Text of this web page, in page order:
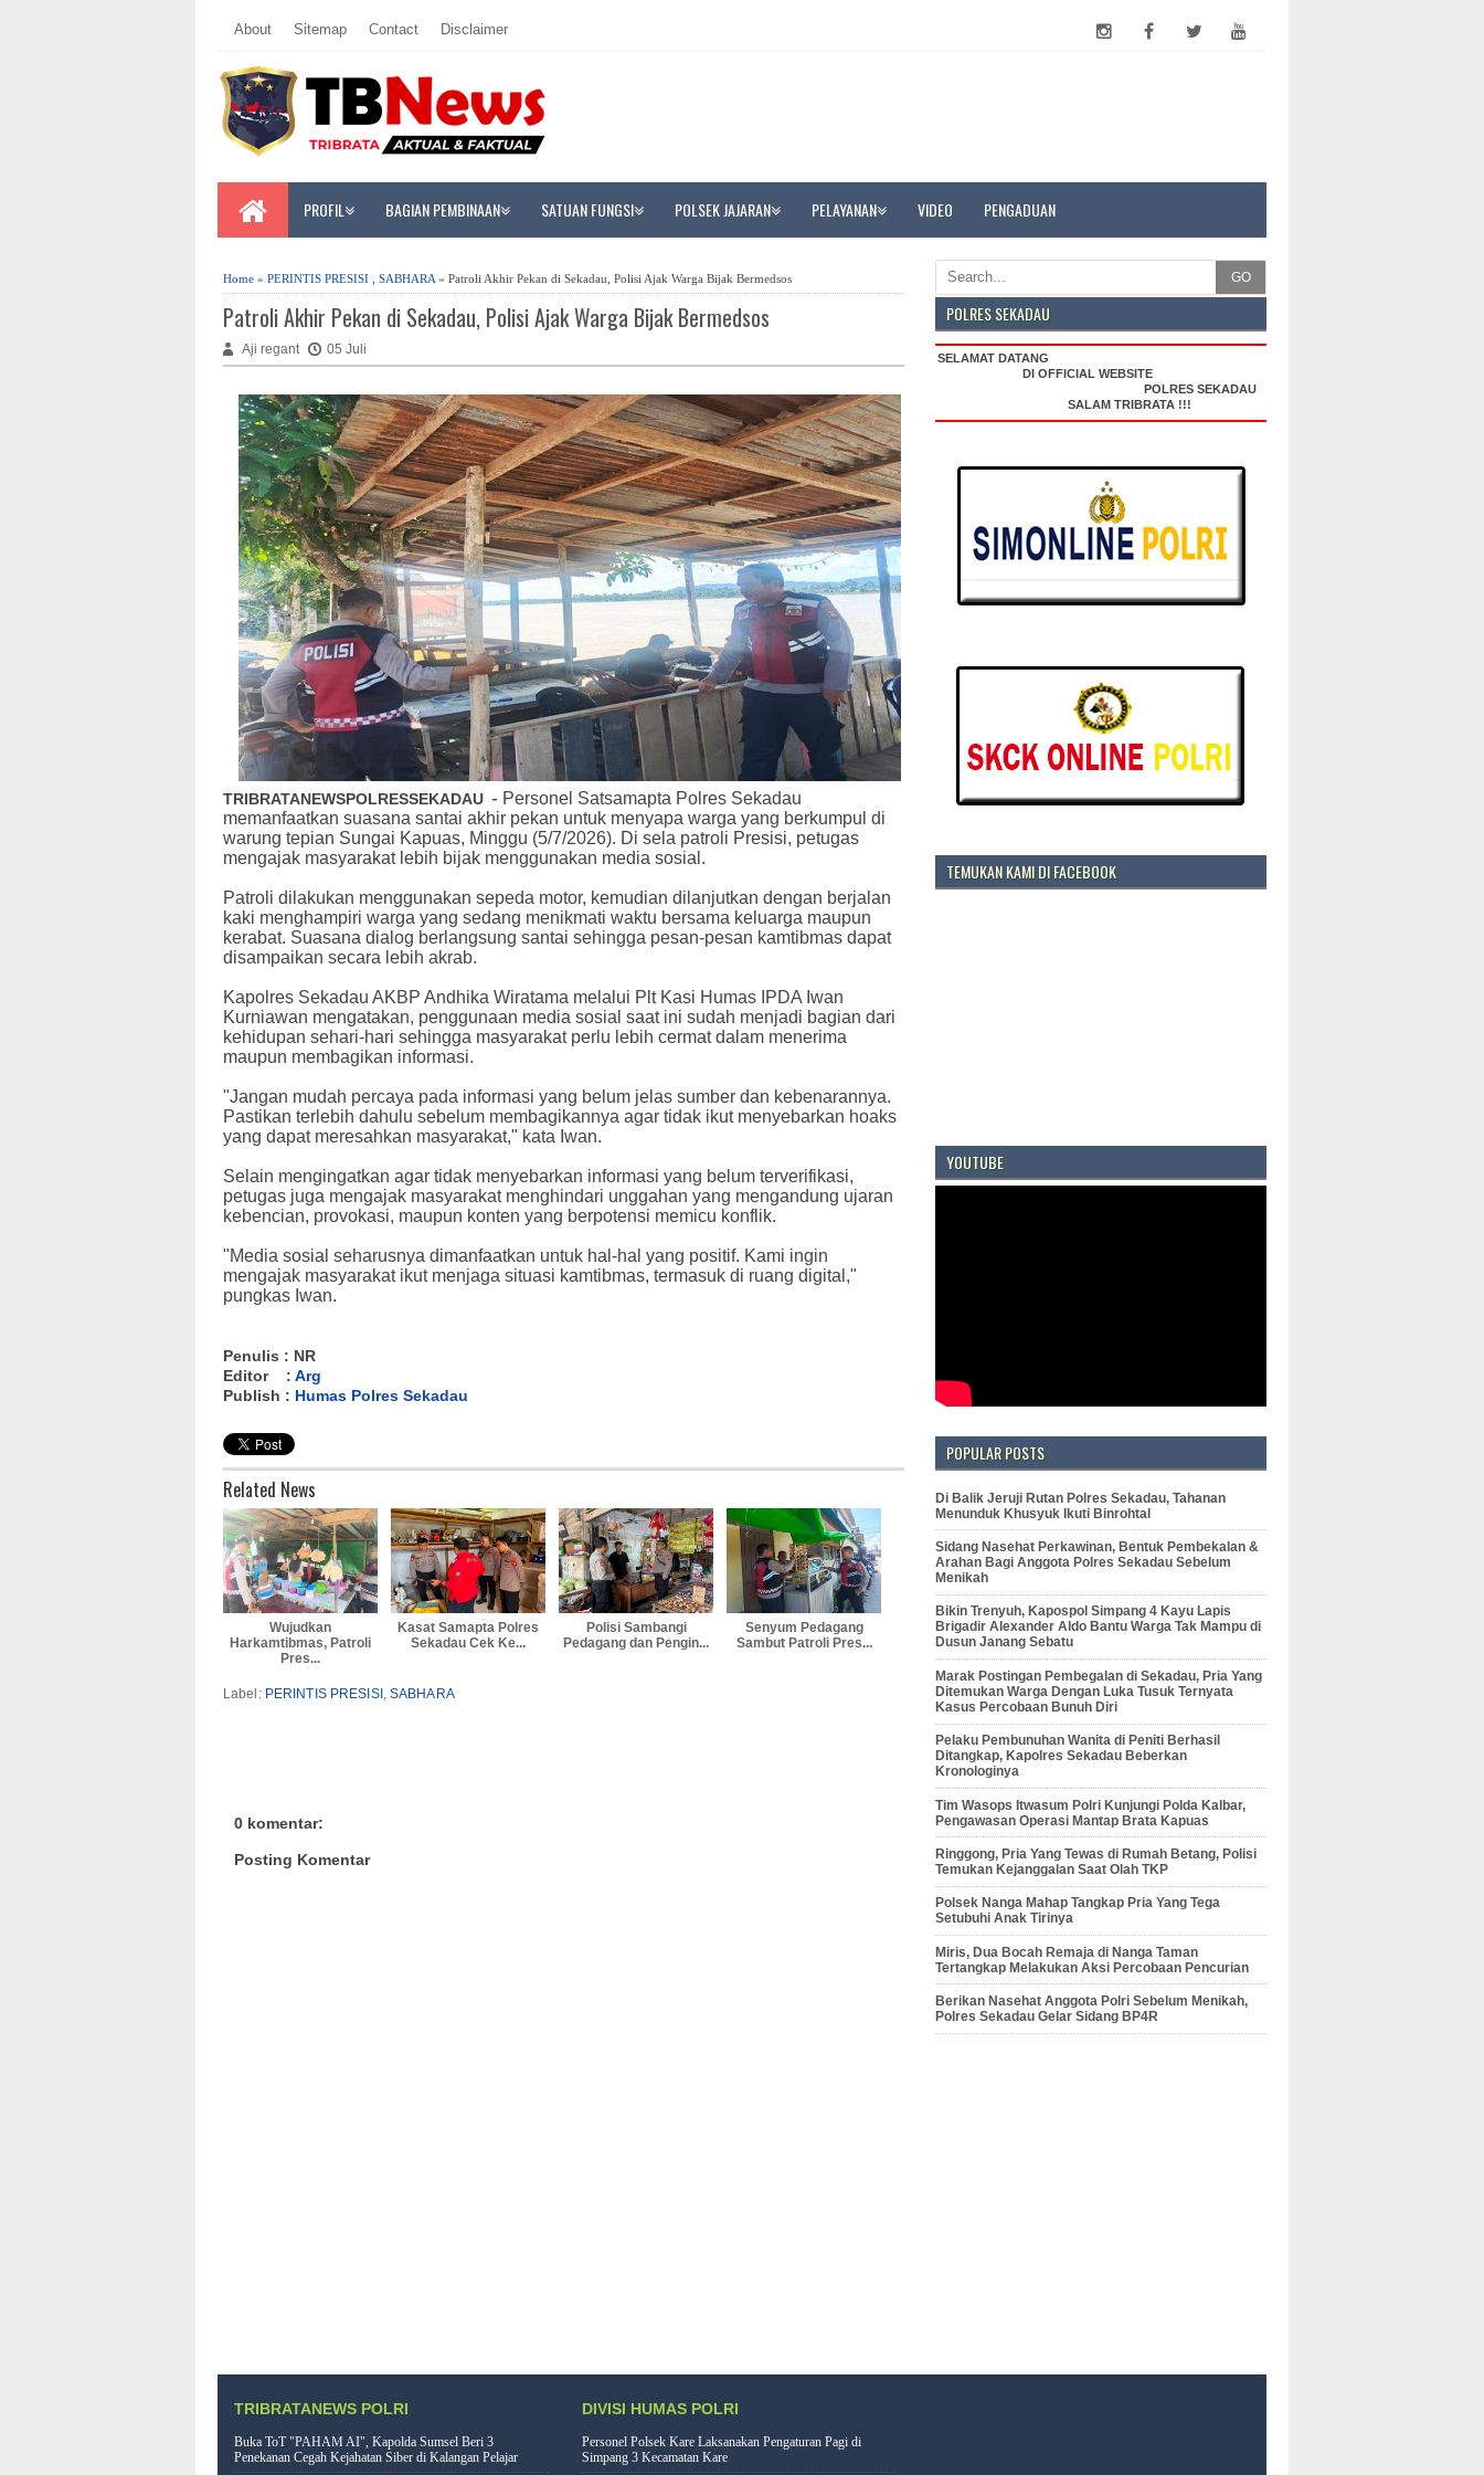
About Sitemap Contact Disclaimer
PROFIL BAGIAN PEMBINAAN SATUAN FUNGSI POLSEK JAJARAN PELAYANAN VIDEO PENGADUAN
Home » PERINTIS PRESISI SABHARA » Patroli Akhir Pekan di Sekadau, Polisi Ajak Warga Bijak Bermedsos
Patroli Akhir Pekan di Sekadau, Polisi Ajak Warga Bijak Bermedsos
Aji regant 05 Juli
TRIBRATANEWSPOLRESSEKADAU - Personel Satsamapta Polres Sekadau
memanfaatkan suasana santai akhir pekan untuk menyapa warga yang berkumpul di
warung tepian Sungai Kapuas, Minggu (5/7/2026). Di sela patroli Presisi, petugas
mengajak masyarakat lebih bijak menggunakan media sosial.
Patroli dilakukan menggunakan sepeda motor, kemudian dilanjutkan dengan berjalan
kaki menghampiri warga yang sedang menikmati waktu bersama keluarga maupun
kerabat. Suasana dialog berlangsung santai sehingga pesan-pesan kamtibmas dapat
disampaikan secara lebih akrab.
Kapolres Sekadau AKBP Andhika Wiratama melalui Plt Kasi Humas IPDA Iwan
Kurniawan mengatakan, penggunaan media sosial saat ini sudah menjadi bagian dari
kehidupan sehari-hari sehingga masyarakat perlu lebih cermat dalam menerima
maupun membagikan informasi.
"Jangan mudah percaya pada informasi yang belum jelas sumber dan kebenarannya.
Pastikan terlebih dahulu sebelum membagikannya agar tidak ikut menyebarkan hoaks
yang dapat meresahkan masyarakat," kata Iwan.
Selain mengingatkan agar tidak menyebarkan informasi yang belum terverifikasi,
petugas juga mengajak masyarakat menghindari unggahan yang mengandung ujaran
kebencian, provokasi, maupun konten yang berpotensi memicu konflik.
"Media sosial seharusnya dimanfaatkan untuk hal-hal yang positif. Kami ingin
mengajak masyarakat ikut menjaga situasi kamtibmas, termasuk di ruang digital,"
pungkas Iwan.
Penulis : NR
Editor : Arg
Publish : Humas Polres Sekadau
Related News
Wujudkan
Harkamtibmas, Patroli
Pres...
Kasat Samapta Polres
Sekadau Cek Ke...
Polisi Sambangi
Pedagang dan Pengin...
Senyum Pedagang
Sambut Patroli Pres...
Label: PERINTIS PRESISI ,SABHARA
0 komentar:
Posting Komentar
GO
POLRES SEKADAU
SELAMAT DATANG
DI OFFICIAL WEBSITE
POLRES SEKADAU
SALAM TRIBRATA !!!
TEMUKAN KAMI DI FACEBOOK
YOUTUBE
POPULAR POSTS
Di Balik Jeruji Rutan Polres Sekadau, Tahanan
Menunduk Khusyuk Ikuti Binrohtal
Sidang Nasehat Perkawinan, Bentuk Pembekalan &
Arahan Bagi Anggota Polres Sekadau Sebelum
Menikah
Bikin Trenyuh, Kapospol Simpang 4 Kayu Lapis
Brigadir Alexander Aldo Bantu Warga Tak Mampu di
Dusun Janang Sebatu
Marak Postingan Pembegalan di Sekadau, Pria Yang
Ditemukan Warga Dengan Luka Tusuk Ternyata
Kasus Percobaan Bunuh Diri
Pelaku Pembunuhan Wanita di Peniti Berhasil
Ditangkap, Kapolres Sekadau Beberkan
Kronologinya
Tim Wasops Itwasum Polri Kunjungi Polda Kalbar,
Pengawasan Operasi Mantap Brata Kapuas
Ringgong, Pria Yang Tewas di Rumah Betang, Polisi
Temukan Kejanggalan Saat Olah TKP
Polsek Nanga Mahap Tangkap Pria Yang Tega
Setubuhi Anak Tirinya
Miris, Dua Bocah Remaja di Nanga Taman
Tertangkap Melakukan Aksi Percobaan Pencurian
Berikan Nasehat Anggota Polri Sebelum Menikah,
Polres Sekadau Gelar Sidang BP4R
TRIBRATANEWS POLRI
Buka ToT "PAHAM AI", Kapolda Sumsel Beri 3
Penekanan Cegah Kejahatan Siber di Kalangan Pelajar
DIVISI HUMAS POLRI
Personel Polsek Kare Laksanakan Pengaturan Pagi di
Simpang 3 Kecamatan Kare